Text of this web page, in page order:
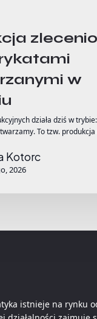
w
działa dziś w
To tzw.
Kotorc
2026
istnieje na rynku